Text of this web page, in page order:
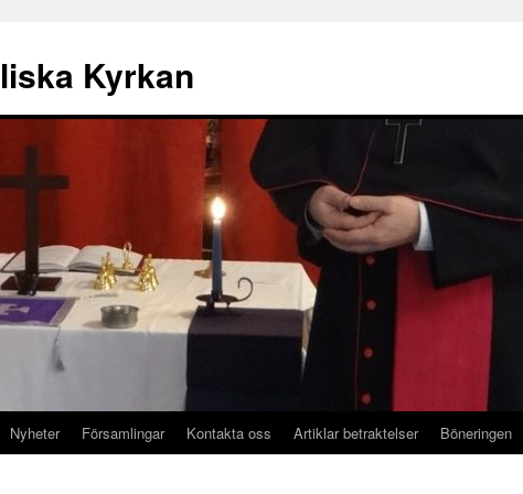
Kyrkan
Nyheter Församlingar Kontakta oss Artiklar betraktelser Böneringen